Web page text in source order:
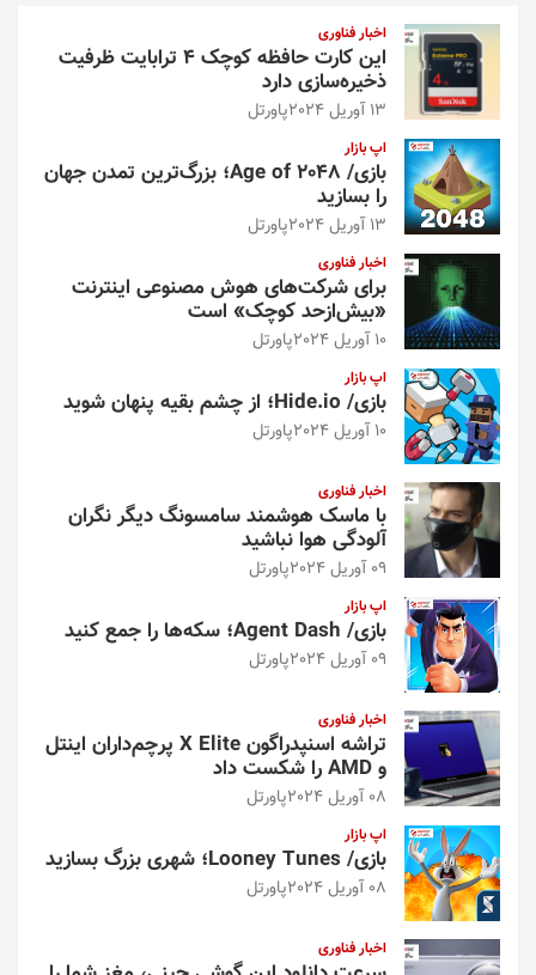
اخبار فناوری
این کارت حافظه کوچک ۴ ترابایت ظرفیت
ذخیره‌سازی دارد
13 آوریل 2024 پاورتل
اپ بازار
بازی/ Age of 2048؛ بزرگ‌ترین تمدن جهان
را بسازید
13 آوریل 2024 پاورتل
اخبار فناوری
برای شرکت‌های هوش مصنوعی اینترنت
«بیش‌از‌حد کوچک» است
10 آوریل 2024 پاورتل
اپ بازار
بازی/ Hide.io؛ از چشم بقیه پنهان شوید
10 آوریل 2024 پاورتل
اخبار فناوری
با ماسک هوشمند سامسونگ دیگر نگران
آلودگی هوا نباشید
09 آوریل 2024 پاورتل
اپ بازار
بازی/ Agent Dash؛ سکه‌ها را جمع کنید
09 آوریل 2024 پاورتل
اخبار فناوری
تراشه اسنپدراگون X Elite پرچم‌داران اینتل
و AMD را شکست داد
08 آوریل 2024 پاورتل
اپ بازار
بازی/ Looney Tunes؛ شهری بزرگ بسازید
08 آوریل 2024 پاورتل
اخبار فناوری